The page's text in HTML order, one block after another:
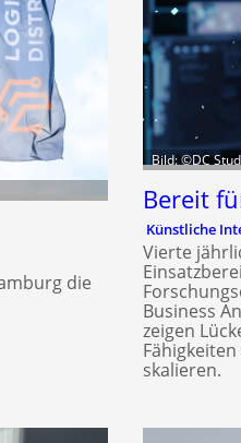
die
Bild: ©DC
Bereit
Künstliche
Vierte
Business
zeigen
skalieren.